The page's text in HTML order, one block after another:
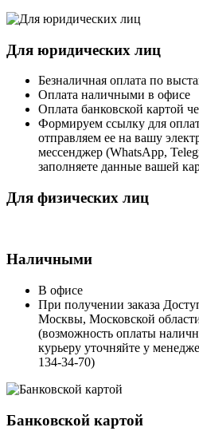
Для юридических лиц
Безналичная оплата по
Оплата наличными в офисе
Оплата банковской картой
Формируем ссылку для
отправляем ее на вашу
мессенджер (WhatsApp,
заполняете данные вашей
Для физических лиц
Наличными
В офисе
При получении заказа
Москвы, Московской
(возможность оплаты
курьеру уточняйте у
134-34-70)
Банковской картой